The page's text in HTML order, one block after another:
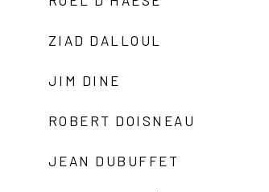
ZIAD DALLOUL
JIM DINE
ROBERT DOISNEAU
JEAN DUBUFFET